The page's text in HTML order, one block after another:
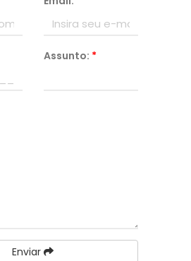
Assunto: *
Enviar